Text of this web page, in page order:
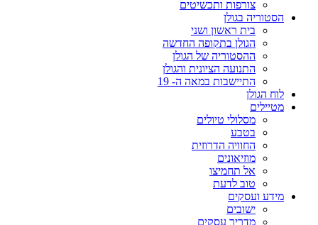
צורפות ותכשיטים
הסטוריה בגולן
בית ראשון ושני
הגולן בתקופה החדשה
ההסטוריה של הגולן
התנועה הציונית והגולן
התיישבות במאה ה- 19
לוח הגולן
מטיילים
מסלולי טיולים
בטבע
החוויה הדרוזית
מוזיאונים
אל תחמיצו
טוב לדעת
מידע ועסקים
ישובים
מדריך עסקים